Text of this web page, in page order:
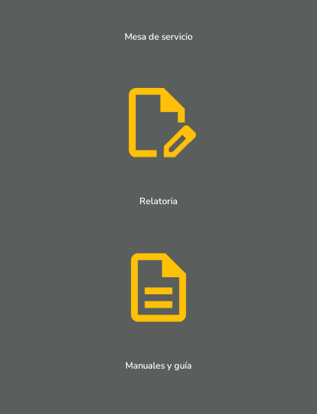
Mesa de servicio
Relatoria
Manuales y guía